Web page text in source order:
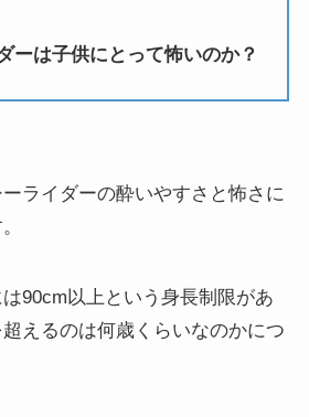
ーは子供にとって怖いのか？
ライダーの酔いやすさと怖さに
90cm以上という身長制限があ
えるのは何歳くらいなのかにつ